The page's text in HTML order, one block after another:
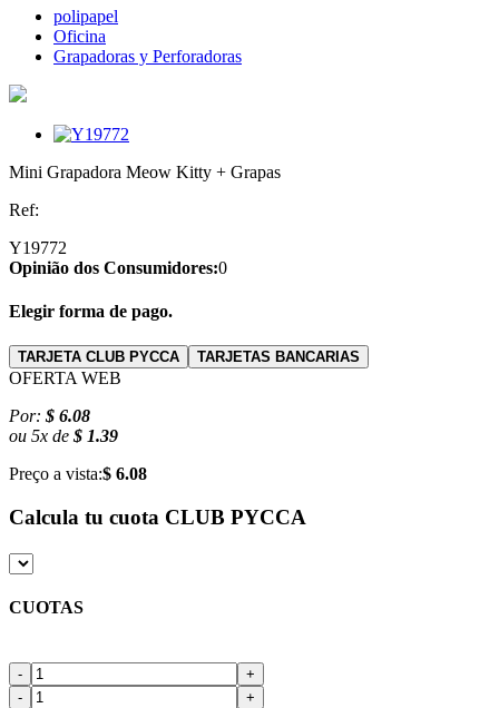
polipapel
Oficina
Grapadoras y Perforadoras
Mini Grapadora Meow Kitty + Grapas
Ref:
Y19772
Opinião dos Consumidores:0
Elegir forma de pago.
TARJETA CLUB PYCCA TARJETAS BANCARIAS
OFERTA WEB
Por: $ 6.08
ou 5x de $ 1.39
Preço a vista:$ 6.08
Calcula tu cuota CLUB PYCCA
CUOTAS
-
+
-
+